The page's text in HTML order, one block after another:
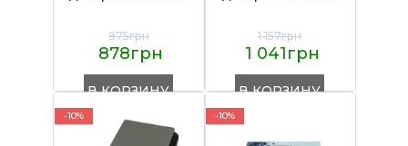
975грн
878грн
В КОРЗИНУ
1 157грн
1 041грн
В КОРЗИНУ
-10% -10%